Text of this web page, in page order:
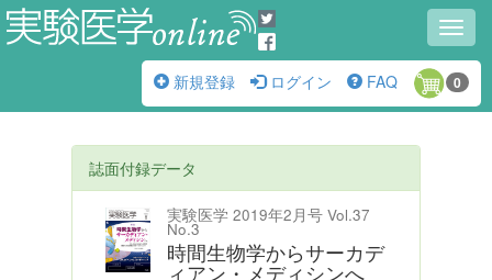
新規登録
ログイン FAQ 0
誌面付録データ
実験医学 2019年2月号 Vol.37
No.3
時間生物学からサーカデ
ィアン・メディシンへ